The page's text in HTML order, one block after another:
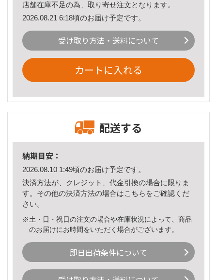
店舗在庫不足の為、取り寄せ注文となります。
2026.08.21 6:18頃のお届け予定です。
受け取り方法・送料について
カートに入れる
配送する
納期目安：
2026.08.10 1:49頃のお届け予定です。
決済方法が、クレジット、代金引換の場合に限りま
す。その他の決済方法の場合はこちら をご確認くだ
さい。
※土・日・祝日の注文の場合や在庫状況によって、商品
のお届けにお時間をいただく場合がございます。
即日出荷条件について